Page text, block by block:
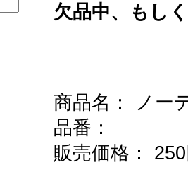
欠品中、もし
商品名： ノー
品番：
販売価格：